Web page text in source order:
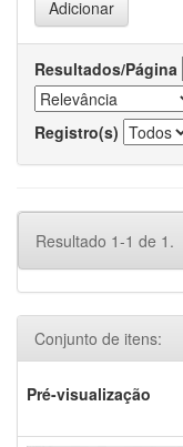
Resultados/Página
Registro(s)
Resultado 1-1 de 1.
Conjunto de itens:
Pré-visualização